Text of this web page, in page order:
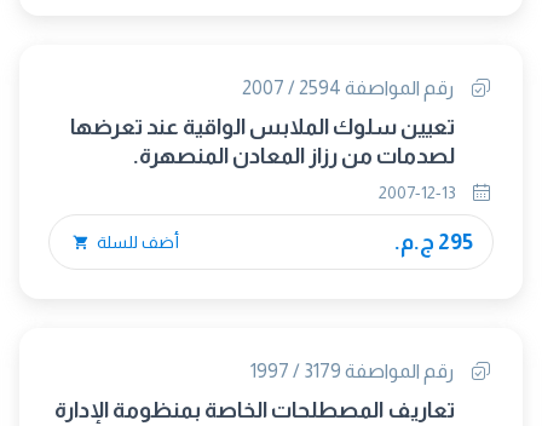
رقم المواصفة 2594 / 2007
تعيين سلوك الملابس الواقية عند تعرضها
لصدمات من رزاز المعادن المنصهرة.
295 ج.م. أضف للسلة
رقم المواصفة 3179 / 1997
تعاريف المصطلحات الخاصة بمنظومة الإدارة